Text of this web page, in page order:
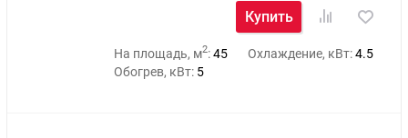
Купить
На площадь, м2:45 Охлаждение, кВт:4.5
Обогрев, кВт: 5